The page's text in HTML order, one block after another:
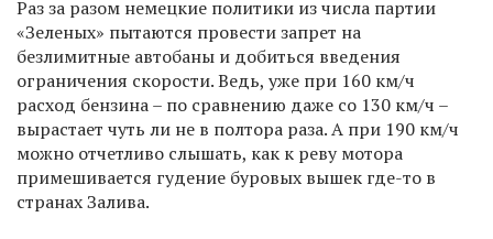
Раз за разом немецкие политики из числа партии
«Зеленых» пытаются провести запрет на
безлимитные автобаны и добиться введения
ограничения скорости. Ведь, уже при 160 км/ч
расход бензина – по сравнению даже со 130 км/ч –
вырастает чуть ли не в полтора раза. А при 190 км/ч
можно отчетливо слышать, как к реву мотора
примешивается гудение буровых вышек где-то в
странах Залива.